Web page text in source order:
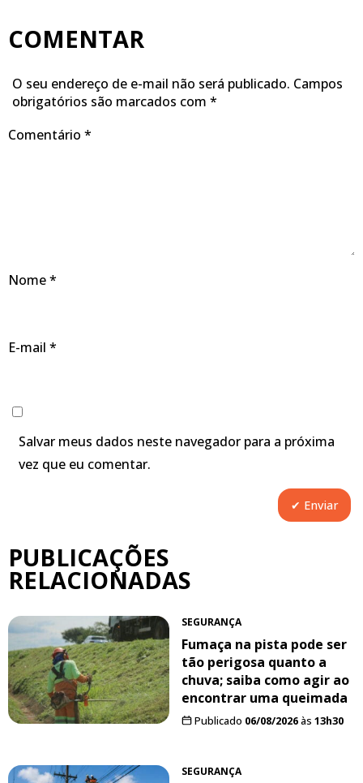
COMENTAR
O seu endereço de e-mail não será publicado. Campos
obrigatórios são marcados com *
Comentário *
Nome*
E-mail *
Salvar meus dados neste navegador para a próxima
vez que eu comentar.
PUBLICAÇÕES
RELACIONADAS
SEGURANÇA
Fumaça na pista pode ser
tão perigosa quanto a
chuva; saiba como agir ao
encontrar uma queimada
Publicado 06/08/2026às 13h30
SEGURANÇA